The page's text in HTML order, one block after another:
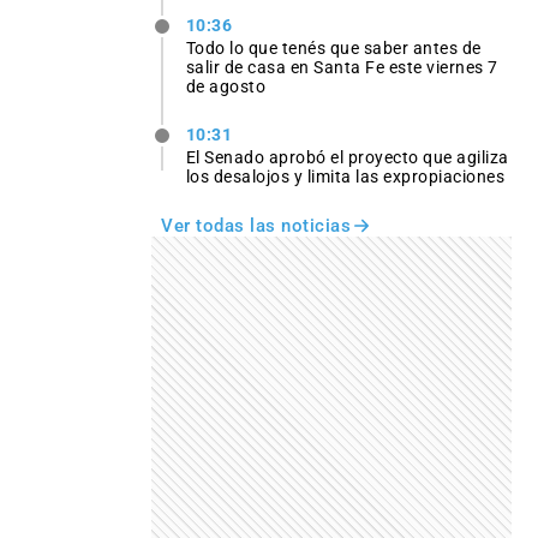
10:36
Todo lo que tenés que saber antes de
salir de casa en Santa Fe este viernes 7
de agosto
10:31
El Senado aprobó el proyecto que agiliza
los desalojos y limita las expropiaciones
Ver todas las noticias